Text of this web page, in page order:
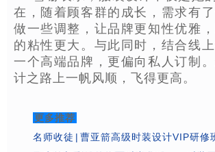
在，随着顾客群的成长，需求有
做一些调整，让品牌更知性优雅
的粘性更大。与此同时，结合线
一个高端品牌，更偏向私人订制
计之路上一帆风顺，飞得更高。
更多推荐
名师收徒 | 曹亚箭高级时装设计VIP研修